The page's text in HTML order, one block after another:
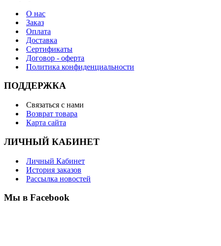
О нас
Заказ
Оплата
Доставка
Сертификаты
Договор - оферта
Политика конфиденциальности
ПОДДЕРЖКА
Связаться с нами
Возврат товара
Карта сайта
ЛИЧНЫЙ КАБИНЕТ
Личный Кабинет
История заказов
Рассылка новостей
Мы в Facebook